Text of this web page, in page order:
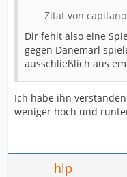
Zitat von
Dir fehlt also eine
gegen Dänemarl
ausschließlich aus
Ich habe ihn
weniger hoch und
hlp